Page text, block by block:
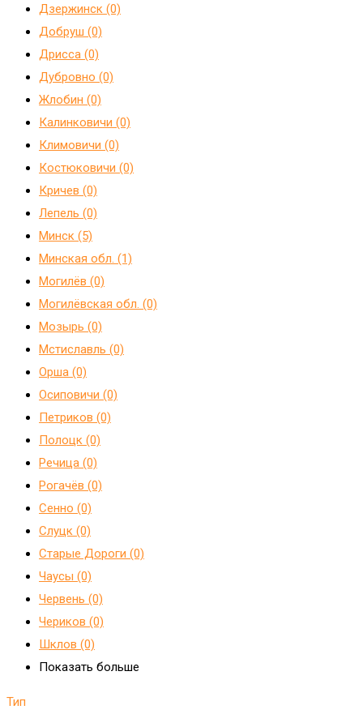
Дзержинск (0)
Добруш (0)
Дрисса (0)
Дубровно (0)
Жлобин (0)
Калинковичи (0)
Климовичи (0)
Костюковичи (0)
Кричев (0)
Лепель (0)
Минск (5)
Минская обл. (1)
Могилёв (0)
Могилёвская обл. (0)
Мозырь (0)
Мстиславль (0)
Орша (0)
Осиповичи (0)
Петриков (0)
Полоцк (0)
Речица (0)
Рогачёв (0)
Сенно (0)
Слуцк (0)
Старые Дороги (0)
Чаусы (0)
Червень (0)
Чериков (0)
Шклов (0)
Показать больше
Тип